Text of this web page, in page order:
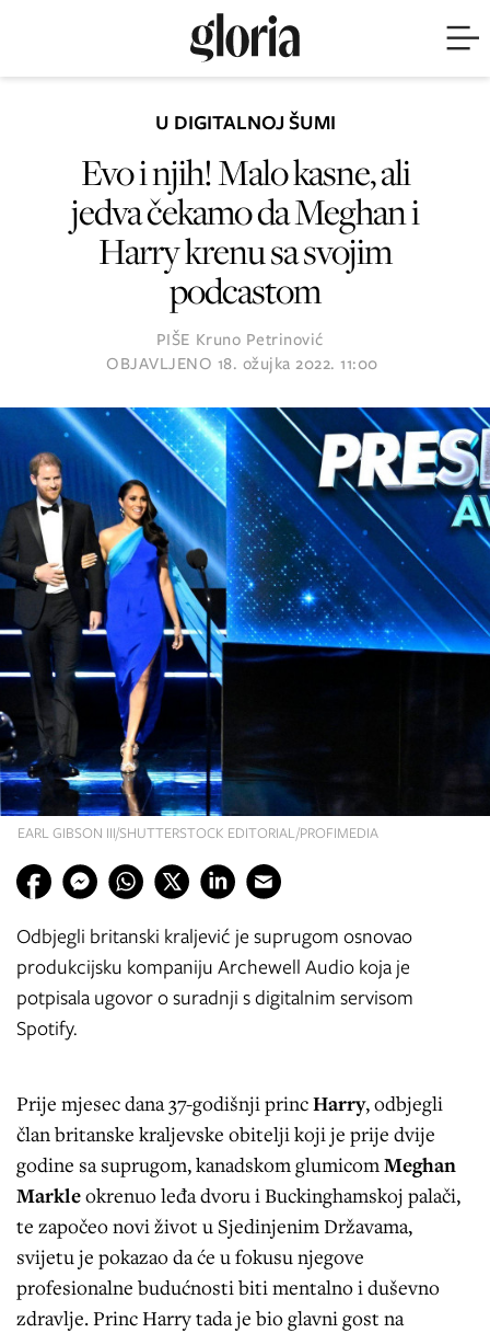
EARL GIBSON III/SHUTTERSTOCK EDITORIAL/PROFIMEDIA
U DIGITALNOJ ŠUMI
Evo i njih! Malo kasne, ali
jedva čekamo da Meghan i
Harry krenu sa svojim
podcastom
PIŠE Kruno Petrinović
OBJAVLJENO 18. ožujka 2022. 11:00
Odbjegli britanski kraljević je suprugom osnovao
produkcijsku kompaniju Archewell Audio koja je
potpisala ugovor o suradnji s digitalnim servisom
Spotify.
Prije mjesec dana 37-godišnji princHarry, odbjegli
član britanske kraljevske obitelji koji je prije dvije
godine sa suprugom, kanadskom glumicomMeghan
Markleokrenuo leđa dvoru i Buckinghamskoj palači,
te započeo novi život u Sjedinjenim Državama,
svijetu je pokazao da će u fokusu njegove
profesionalne budućnosti biti mentalno i duševno
zdravlje. Princ Harry tada je bio glavni gost na